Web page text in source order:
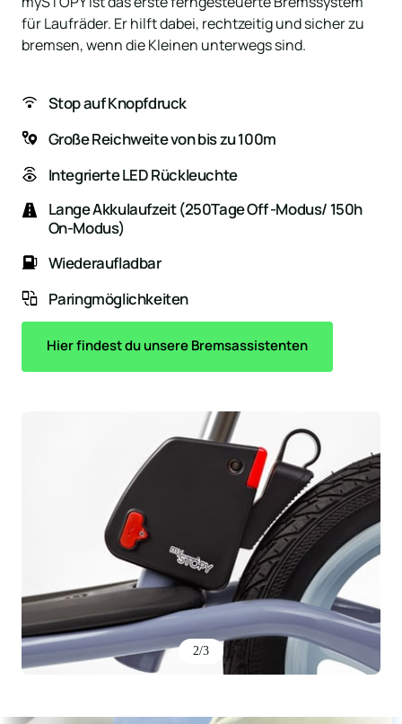
für Laufräder. Er hilft dabei, rechtzeitig und sicher zu
bremsen, wenn die Kleinen unterwegs sind.
Stop auf Knopfdruck
Große Reichweite von bis zu 100m
Integrierte LED Rückleuchte
Lange Akkulaufzeit (250Tage Off -Modus/ 150h
On-Modus)
Wiederaufladbar
Paringmöglichkeiten
Hier findest du unsere Bremsassistenten
3/3